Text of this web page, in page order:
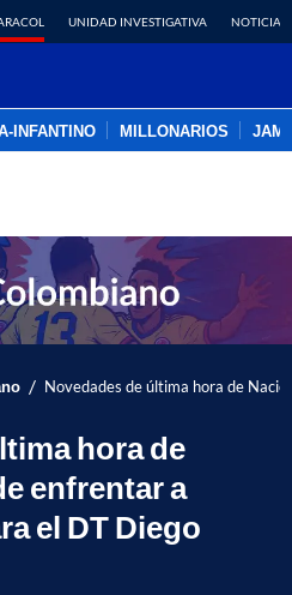
UNIDAD INVESTIGATIVA NOTICIAS
INFANTINO MILLONARIOS
/ Novedades de última hora de
hora de
enfrentar a
el DT Diego